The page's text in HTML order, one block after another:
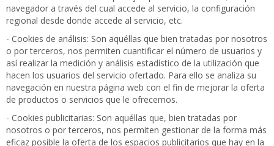
navegador a través del cual accede al servicio, la configuración
regional desde donde accede al servicio, etc.
- Cookies de análisis: Son aquéllas que bien tratadas por nosotros
o por terceros, nos permiten cuantificar el número de usuarios y
así realizar la medición y análisis estadístico de la utilización que
hacen los usuarios del servicio ofertado. Para ello se analiza su
navegación en nuestra página web con el fin de mejorar la oferta
de productos o servicios que le ofrecemos.
- Cookies publicitarias: Son aquéllas que, bien tratadas por
nosotros o por terceros, nos permiten gestionar de la forma más
eficaz posible la oferta de los espacios publicitarios que hay en la